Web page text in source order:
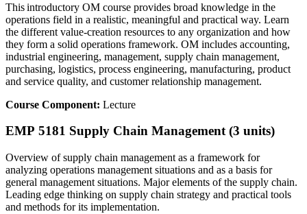
This introductory OM course provides broad knowledge in the
operations field in a realistic, meaningful and practical way. Learn
the different value-creation resources to any organization and how
they form a solid operations framework. OM includes accounting,
industrial engineering, management, supply chain management,
purchasing, logistics, process engineering, manufacturing, product
and service quality, and customer relationship management.
Course Component: Lecture
EMP 5181 Supply Chain Management (3 units)
Overview of supply chain management as a framework for
analyzing operations management situations and as a basis for
general management situations. Major elements of the supply chain.
Leading edge thinking on supply chain strategy and practical tools
and methods for its implementation.